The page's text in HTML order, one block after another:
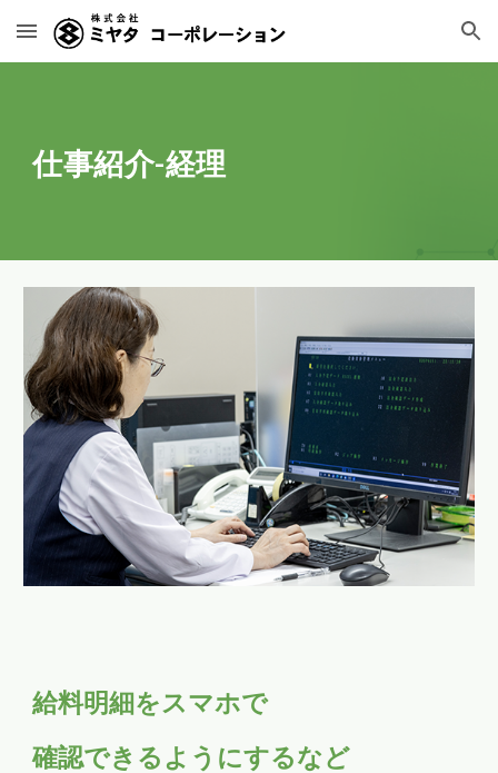
Skip to main content Skip to navigation
仕事紹介-経理
給料明細をスマホで
確認できるようにするなど